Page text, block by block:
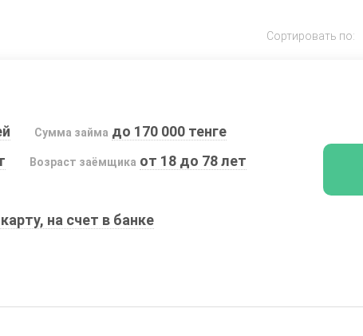
Сортировать по:
Сумма займа до 170 000 тенге
Возраст заёмщика от 18 до 78 лет
на счет в банке